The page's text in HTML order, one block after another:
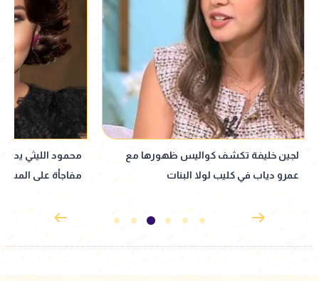
محمود الليثي يدعم شيرين عبد الوهاب..
مفاجأة على المسرح
نانسي عجرم
بالساحل الشمالي